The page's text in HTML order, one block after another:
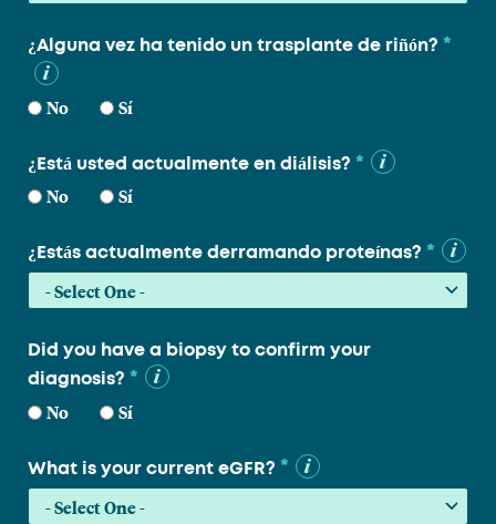
¿Alguna vez ha tenido un trasplante de riñón? *
No Sí
¿Está usted actualmente en diálisis? *
No Sí
¿Estás actualmente derramando proteínas? *
Did you have a biopsy to confirm your
diagnosis? *
No Sí
What is your current eGFR? *